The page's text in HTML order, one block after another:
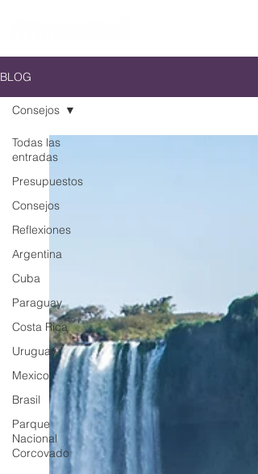
BLOG
Todas las
entradas
Presupuestos
Consejos
Reflexiones
Argentina
Cuba
Paraguay
Costa Rica
Uruguay
Mexico
Brasil
Parque
Nacional
Corcovado
Consejos